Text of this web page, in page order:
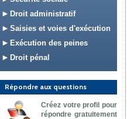
Droit administratif
Saisies et voies d'exécution
Exécution des peines
Droit pénal
Répondre aux questions
Créez votre profil pour
répondre gratuitement